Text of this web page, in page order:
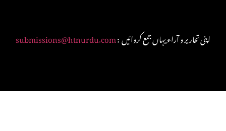
submissions@htnurdu.com : اپنی تحاریر و آراء یہاں جمع کروائیں